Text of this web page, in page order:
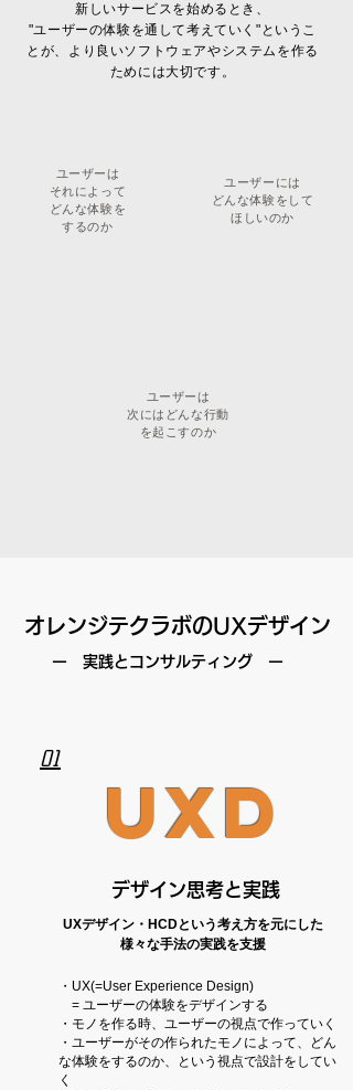
新しいサービスを始めるとき、
"ユーザーの体験を通して考えていく"というこ
とが、より良いソフトウェアやシステムを作る
ためには大切です。
ユーザーは
それによって
どんな体験を
するのか
ユーザーには
どんな体験をして
ほしいのか
ユーザーは
次にはどんな行動
を起こすのか
オレンジテクラボのUXデザイン
ー 実践とコンサルティング ー
01
UXD
​デザイン思考と実践
UXデザイン・HCDという考え方を元にした
様々な手法の実践を支援
・UX(=User Experience Design)
= ユーザーの体験をデザインする
・モノを作る時、 ユーザーの視点で作っていく
・ユーザーがその作られたモノによって、
どん
な体験をするのか、
という視点で設計をしてい
く